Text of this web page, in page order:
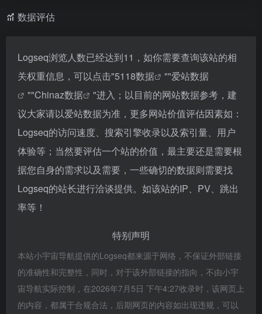
数据评估
Logseq浏览人数已经达到11，如你需要查询该站的相
关权重信息，可以点击"5118数据 ""爱站数据
""Chinaz数据
"进入；以目前的网站数据参考，建
议大家请以爱站数据为准，更多网站价值评估因素如：
Logseq的访问速度、搜索引擎收录以及索引量、用户
体验等；当然要评估一个站的价值，最主要还是需要根
据您自身的需求以及需要，一些确切的数据则需要找
Logseq的站长进行洽谈提供。如该站的IP、PV、跳出
率等！
特别声明
本站小宇宙导航提供的Logseq都来源于网络，不保证外部链接
的准确性和完整性，同时，对于该外部链接的指向，不由小宇
宙导航实际控制，在2026年7月5日 下午4:27收录时，该网页上
的内容，都属于合规合法，后期网页的内容如出现违规，可以